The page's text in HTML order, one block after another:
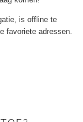
is offline te
favoriete adressen.